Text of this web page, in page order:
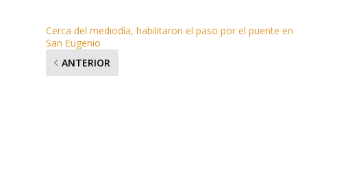
Cerca del mediodía, habilitaron el paso por el puente en
San Eugenio
ANTERIOR